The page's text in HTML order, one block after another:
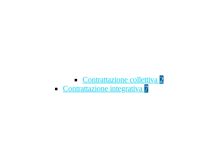
Contrattazione collettiva 2
Contrattazione integrativa 7